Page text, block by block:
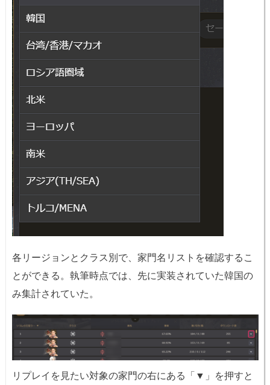
各リージョンとクラス別で、家門名リストを確認するこ
とができる。執筆時点では、先に実装されていた韓国の
み集計されていた。
リプレイを見たい対象の家門の右にある「▼」を押すと